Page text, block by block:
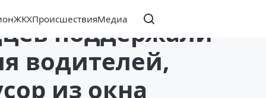
ЖКХПроисшествияМедиа
поддержали
водителей,
из окна